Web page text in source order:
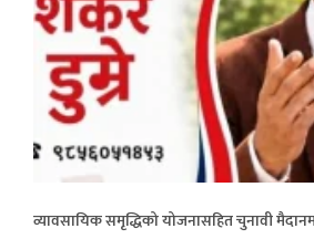
व्यावसायिक समृद्धिको योजनासहित चुनावी